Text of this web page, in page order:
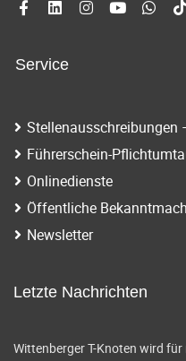
Service
Stellenausschreibungen
Führerschein-
Onlinedienste
Öffentliche
Newsletter
Letzte Nachrichten
Wittenberger T-Knoten wird